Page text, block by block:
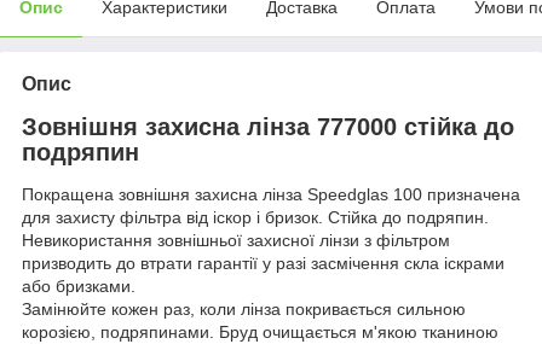
Опис Характеристики Доставка Оплата Умови
Опис
Зовнішня захисна лінза 777000 стійка до
подряпин
Покращена зовнішня захисна лінза Speedglas 100 призначена
для захисту фільтра від іскор і бризок. Стійка до подряпин.
Невикористання зовнішньої захисної лінзи з фільтром
призводить до втрати гарантії у разі засмічення скла іскрами
або бризками.
Замінюйте кожен раз, коли лінза покривається сильною
корозією, подряпинами. Бруд очищається м'якою тканиною